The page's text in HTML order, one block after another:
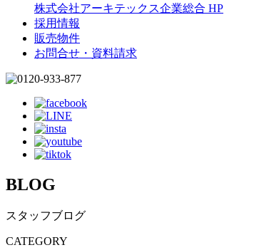
株式会社アーキテックス企業総合 HP
採用情報
販売物件
お問合せ・資料請求
BLOG
スタッフブログ
CATEGORY